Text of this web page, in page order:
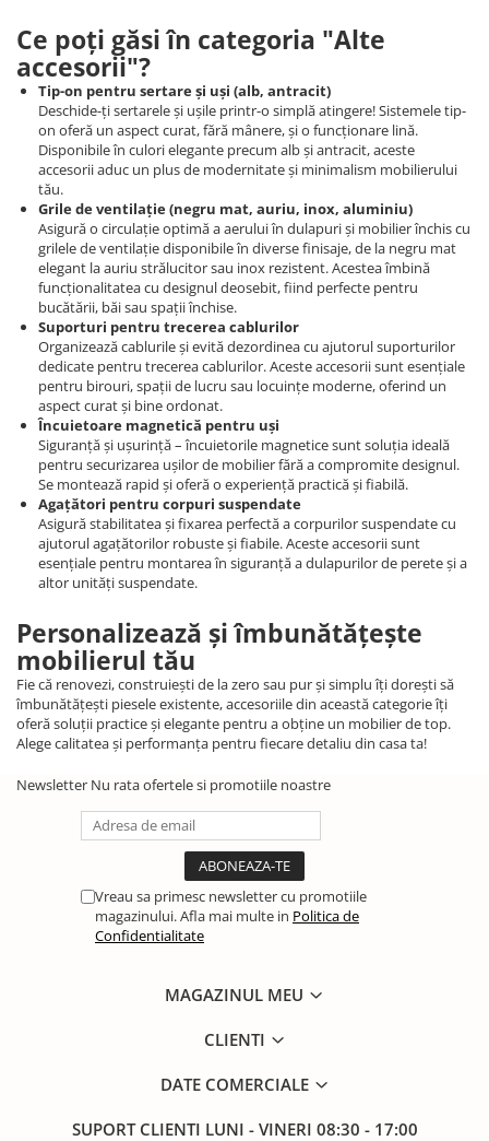
Ce poți găsi în categoria "Alte
accesorii"?
Tip-on pentru sertare și uși (alb, antracit)
Deschide-ți sertarele și ușile printr-o simplă atingere! Sistemele tip-
on oferă un aspect curat, fără mânere, și o funcționare lină.
Disponibile în culori elegante precum alb și antracit, aceste
accesorii aduc un plus de modernitate și minimalism mobilierului
tău.
Grile de ventilație (negru mat, auriu, inox, aluminiu)
Asigură o circulație optimă a aerului în dulapuri și mobilier închis cu
grilele de ventilație disponibile în diverse finisaje, de la negru mat
elegant la auriu strălucitor sau inox rezistent. Acestea îmbină
funcționalitatea cu designul deosebit, fiind perfecte pentru
bucătării, băi sau spații închise.
Suporturi pentru trecerea cablurilor
Organizează cablurile și evită dezordinea cu ajutorul suporturilor
dedicate pentru trecerea cablurilor. Aceste accesorii sunt esențiale
pentru birouri, spații de lucru sau locuințe moderne, oferind un
aspect curat și bine ordonat.
Încuietoare magnetică pentru uși
Siguranță și ușurință – încuietorile magnetice sunt soluția ideală
pentru securizarea ușilor de mobilier fără a compromite designul.
Se montează rapid și oferă o experiență practică și fiabilă.
Agațători pentru corpuri suspendate
Asigură stabilitatea și fixarea perfectă a corpurilor suspendate cu
ajutorul agațătorilor robuste și fiabile. Aceste accesorii sunt
esențiale pentru montarea în siguranță a dulapurilor de perete și a
altor unități suspendate.
Personalizează și îmbunătățește
mobilierul tău
Fie că renovezi, construiești de la zero sau pur și simplu îți dorești să
îmbunătățești piesele existente, accesoriile din această categorie îți
oferă soluții practice și elegante pentru a obține un mobilier de top.
Alege calitatea și performanța pentru fiecare detaliu din casa ta!
Newsletter Nu rata ofertele si promotiile noastre
Vreau sa primesc newsletter cu promotiile
magazinului. Afla mai multe in Politica de
Confidentialitate
MAGAZINUL MEU
CLIENTI
DATE COMERCIALE
SUPORT CLIENTI LUNI - VINERI 08:30 - 17:00